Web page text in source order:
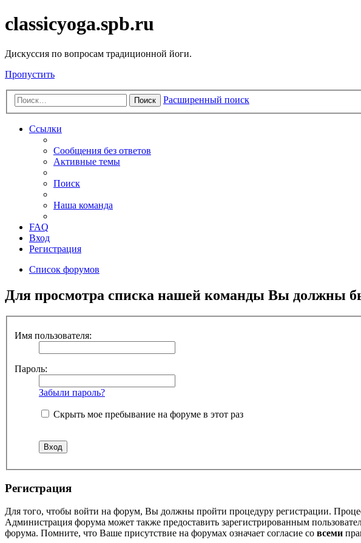
classicyoga.spb.ru
Дискуссия по вопросам традиционной йоги.
Пропустить
Поиск Расширенный поиск
Ссылки
Сообщения без ответов
Активные темы
Поиск
Наша команда
FAQ
Вход
Регистрация
Список форумов
Для просмотра списка нашей команды Вы должны
Имя пользователя:
Пароль:
Забыли пароль?
Скрыть мое пребывание на форуме в этот раз
Регистрация
Для того, чтобы войти на форум, Вы должны пройти процедуру регистрации.
Администрация форума может также предоставить зарегистрированным
форума. Помните, что Ваше присутствие на форумах означает согласие со всеми